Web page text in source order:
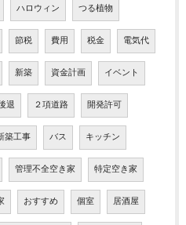
ハロウィン つる植物
節税 費用 税金 電気代
新築 資金計画 イベント
退 ２項道路 開発許可
築工事 バス キッチン
管理不全空き家 特定空き家
おすすめ 個室 居酒屋